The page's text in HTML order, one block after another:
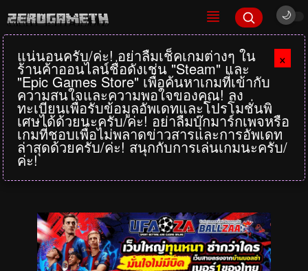
×
แน่นอนครับ/ค่ะ! อย่าลืมเช็คเกมต่างๆ ใน
ร้านค้าออนไลน์ชื่อดังเช่น "Steam" และ
"Epic Games Store" เพื่อค้นหาเกมที่เข้ากับ
ความสนใจและความพอใจของคุณ! ลง
ทะเบียนเพื่อรับข้อมูลอัพเดทและโปรโมชั่นพิ
เศษได้ด้วยนะครับ/ค่ะ! อย่าลืมบุ๊กมาร์กเพจหรือ
เกมที่ชอบเพื่อไม่พลาดข่าวสารและการอัพเดท
ล่าสุดด้วยครับ/ค่ะ! สนุกกับการเล่นเกมนะครับ/
ค่ะ!